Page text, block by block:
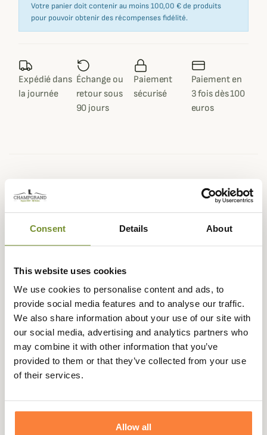
Consent Details About
This website uses cookies
We use cookies to personalise content and ads, to
provide social media features and to analyse our traffic.
We also share information about your use of our site with
our social media, advertising and analytics partners who
may combine it with other information that you’ve
provided to them or that they’ve collected from your use
of their services.
Allow all
Votre panier doit contenir au moins 100,00 € de produits
pour pouvoir obtenir des récompenses fidélité.
Expédié dans
la journée
Échange ou
retour sous
90 jours
Paiement
sécurisé
Paiement en
3 fois dès 100
euros
Description
porter sans modération au quotidien ou à la chasse.
Disponible en 2 coloris, le gilet Teva Light vous séduira
Rembourré en microfibre synthétique, le gilet Teva Light
à la particularité d'être compressible, vous pourrez
facilement le ranger dans votre sac de chasse ou dans
une poche de veste s'il ne faisait pas assez froid pour le
porter. Très léger et très chaud, ce gilet matelassé
Stagunt se porte aisément par dessus une chemise ou
sous une veste. Une fois adopté, il ne vous quittera plus!
sportif, le gilet Teva Light vous séduira par sa
fonctionnalité. Il est doté de 2 poches zippées de chaque
cotés et d'une grande poche intérieure pour ranger